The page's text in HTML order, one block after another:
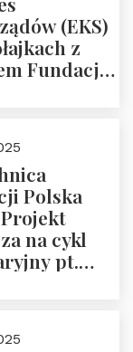
(EKS)
z
Fundacji
Polska
na cykl
pt.